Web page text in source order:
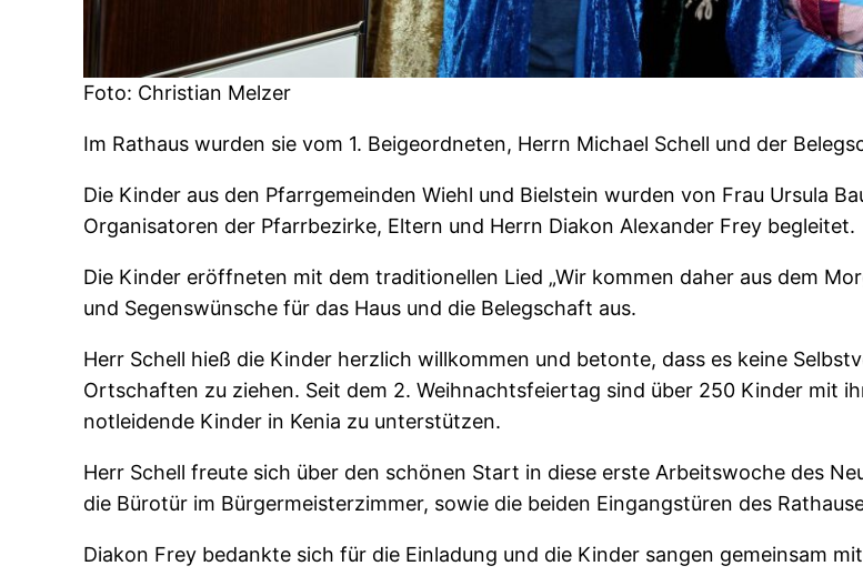
Foto: Christian Melzer
Im Rathaus wurden sie vom 1. Beigeordneten, Herrn Michael Schell und der
Die Kinder aus den Pfarrgemeinden Wiehl und Bielstein wurden von Frau Ursula
Organisatoren der Pfarrbezirke, Eltern und Herrn Diakon Alexander Frey begleitet.
Die Kinder eröffneten mit dem traditionellen Lied „Wir kommen daher aus dem
und Segenswünsche für das Haus und die Belegschaft aus.
Herr Schell hieß die Kinder herzlich willkommen und betonte, dass es keine
Ortschaften zu ziehen. Seit dem 2. Weihnachtsfeiertag sind über 250 Kinder mit
notleidende Kinder in Kenia zu unterstützen.
Herr Schell freute sich über den schönen Start in diese erste Arbeitswoche des
die Bürotür im Bürgermeisterzimmer, sowie die beiden Eingangstüren des
Diakon Frey bedankte sich für die Einladung und die Kinder sangen gemeinsam